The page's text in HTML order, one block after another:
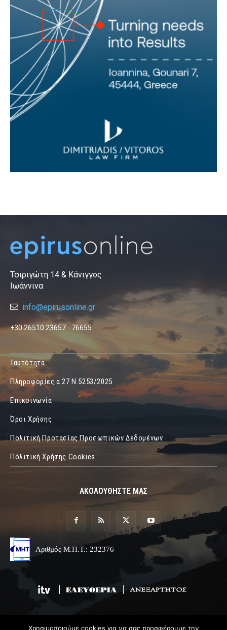
Τσιριγώτη 14 & Κάνιγγος
Ιωάννινα
info@epirusonline.gr
+30 26510 23657 - 76655
Ταυτότητα
Πληροφορίες α.27 Ν.5253/2025
Επικοινωνία
Όροι Χρήσης
Πολιτική Προτασίας Προσωπικών Δεδομένων
Πόλιτική Χρήσης Cookies
ΑΚΟΛΟΥΘΗΣΤΕ ΜΑΣ
Αριθμός Μ.Η.Τ.: 232376
Χρησιμοποιούμε cookies για να σας προσφέρουμε την